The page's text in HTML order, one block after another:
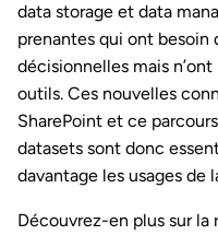
data storage et data
prenantes qui ont besoin
décisionnelles mais
outils. Ces nouvelles
SharePoint et ce
datasets sont donc
davantage les usages de
Découvrez-en plus sur la